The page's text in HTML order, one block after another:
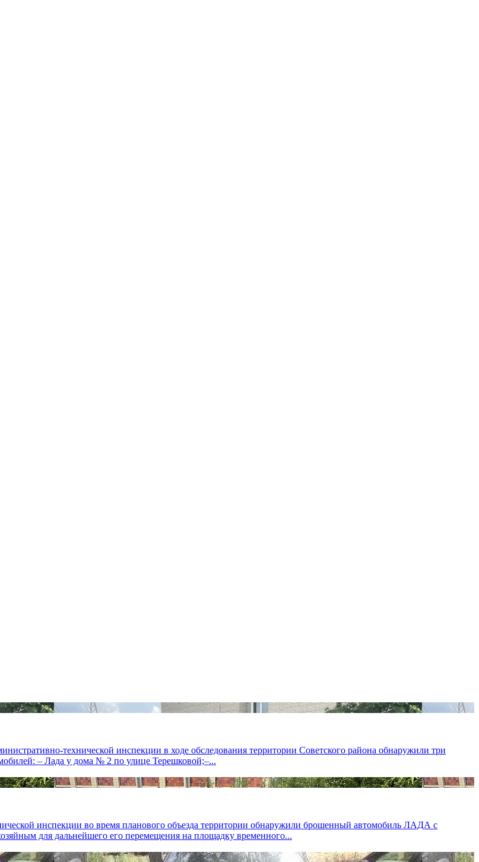
технической инспекции в ходе обследования территории Советского района обнаружили три
– Лада у дома № 2 по улице Терешковой;–...
инспекции во время планового объезда территории обнаружили брошенный автомобиль ЛАДА с
для дальнейшего его перемещения на площадку временного...